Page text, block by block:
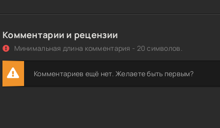
Комментарии и рецензии
Минимальная длина комментария - 20 символов.
Комментариев ещё нет. Желаете быть первым?